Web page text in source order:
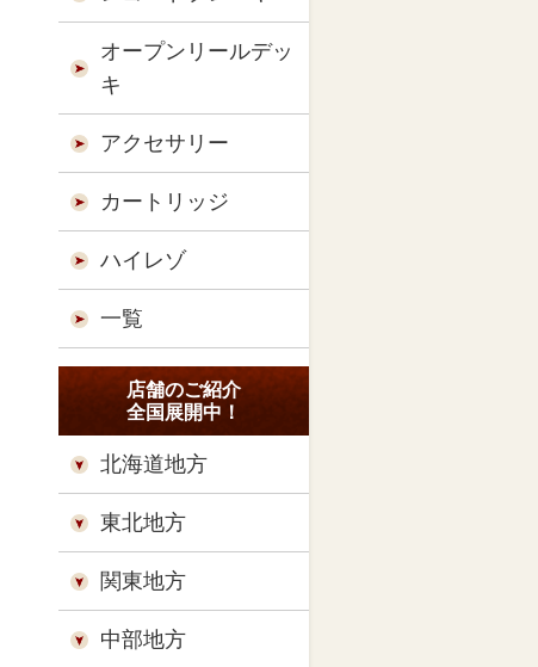
オープンリールデッ
キ
アクセサリー
カートリッジ
ハイレゾ
一覧
店舗のご紹介
全国展開中！
北海道地方
東北地方
関東地方
中部地方